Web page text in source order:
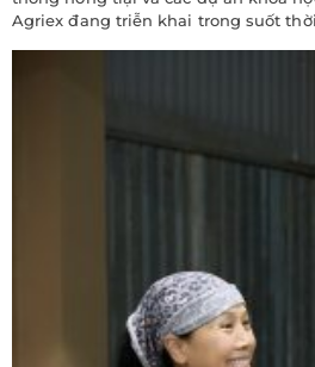
Agriex đang triễn khai trong suốt